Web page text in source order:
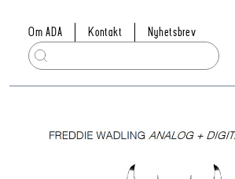
Om ADA Kontakt Nyhetsbrev